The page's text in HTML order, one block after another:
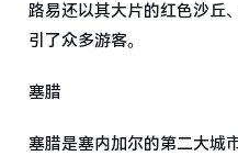
路易还以其大片的红色沙丘
引了众多游客。
塞腊
塞腊是塞内加尔的第二大城